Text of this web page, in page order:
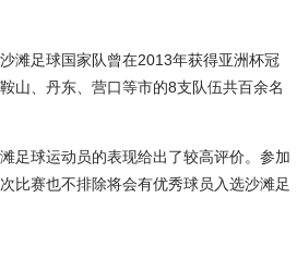
足球国家队曾在2013年获得亚洲杯冠
山、丹东、营口等市的8支队伍共百余名
球运动员的表现给出了较高评价。参加
比赛也不排除将会有优秀球员入选沙滩足